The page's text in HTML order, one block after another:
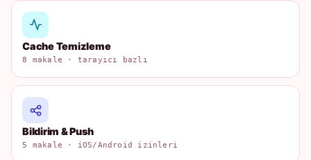
Cache Temizleme
8 makale · tarayıcı bazlı
Bildirim & Push
5 makale · iOS/Android izinleri